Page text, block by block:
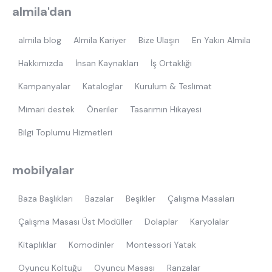
almila'dan
almila blog Almila Kariyer Bize Ulaşın En Yakın Almila
Hakkımızda İnsan Kaynakları İş Ortaklığı
Kampanyalar Kataloglar Kurulum & Teslimat
Mimari destek Öneriler Tasarımın Hikayesi
Bilgi Toplumu Hizmetleri
mobilyalar
Baza Başlıkları Bazalar Beşikler Çalışma Masaları
Çalışma Masası Üst Modüller Dolaplar Karyolalar
Kitaplıklar Komodinler Montessori Yatak
Oyuncu Koltuğu Oyuncu Masası Ranzalar